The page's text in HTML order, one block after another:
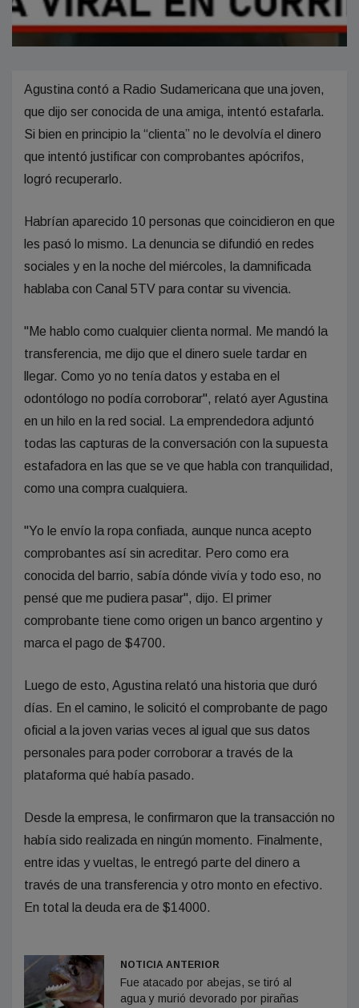
Agustina contó a Radio Sudamericana que una joven,
que dijo ser conocida de una amiga, intentó estafarla.
Si bien en principio la “clienta” no le devolvía el dinero
que intentó justificar con comprobantes apócrifos,
logró recuperarlo.
Habrían aparecido 10 personas que coincidieron en que
les pasó lo mismo. La denuncia se difundió en redes
sociales y en la noche del miércoles, la damnificada
hablaba con Canal 5TV para contar su vivencia.
"Me hablo como cualquier clienta normal. Me mandó la
transferencia, me dijo que el dinero suele tardar en
llegar. Como yo no tenía datos y estaba en el
odontólogo no podía corroborar", relató ayer Agustina
en un hilo en la red social. La emprendedora adjuntó
todas las capturas de la conversación con la supuesta
estafadora en las que se ve que habla con tranquilidad,
como una compra cualquiera.
"Yo le envío la ropa confiada, aunque nunca acepto
comprobantes así sin acreditar. Pero como era
conocida del barrio, sabía dónde vivía y todo eso, no
pensé que me pudiera pasar", dijo. El primer
comprobante tiene como origen un banco argentino y
marca el pago de $4700.
Luego de esto, Agustina relató una historia que duró
días. En el camino, le solicitó el comprobante de pago
oficial a la joven varias veces al igual que sus datos
personales para poder corroborar a través de la
plataforma qué había pasado.
Desde la empresa, le confirmaron que la transacción no
había sido realizada en ningún momento. Finalmente,
entre idas y vueltas, le entregó parte del dinero a
través de una transferencia y otro monto en efectivo.
En total la deuda era de $14000.
NOTICIA ANTERIOR
Fue atacado por abejas, se tiró al
agua y murió devorado por pirañas